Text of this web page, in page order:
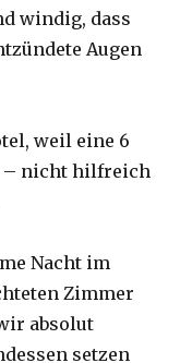
windig, dass
Augen
weil eine 6
– nicht hilfreich
Nacht im
Zimmer
absolut
setzen